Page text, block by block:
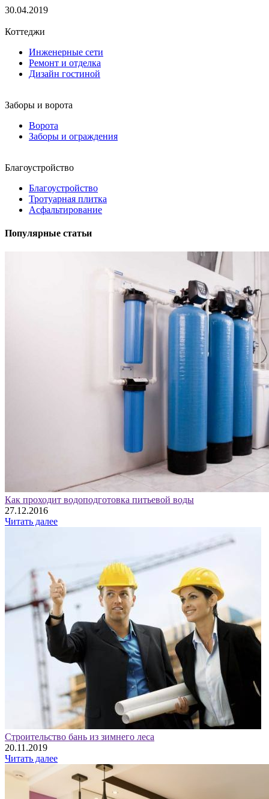
30.04.2019
Коттеджи
Инженерные сети
Ремонт и отделка
Дизайн гостиной
Заборы и ворота
Ворота
Заборы и ограждения
Благоустройство
Благоустройство
Тротуарная плитка
Асфальтирование
Популярные статьи
Как проходит водоподготовка питьевой воды
27.12.2016
Читать далее
Строительство бань из зимнего леса
20.11.2019
Читать далее